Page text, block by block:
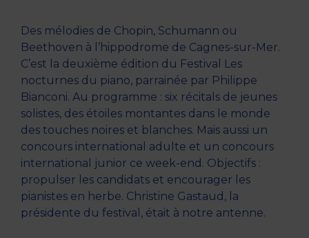
Des mélodies de Chopin, Schumann ou
Beethoven à l’hippodrome de Cagnes-sur-Mer.
C’est la deuxième édition du Festival Les
nocturnes du piano, parrainée par Philippe
Bianconi. Au programme : six récitals de jeunes
solistes, des étoiles montantes dans le monde
des touches noires et blanches. Mais aussi un
concours international adulte et un concours
international junior ce week-end. Objectifs :
propulser les candidats et encourager les
pianistes en herbe. Christine Gastaud, la
présidente du festival, était à notre antenne.